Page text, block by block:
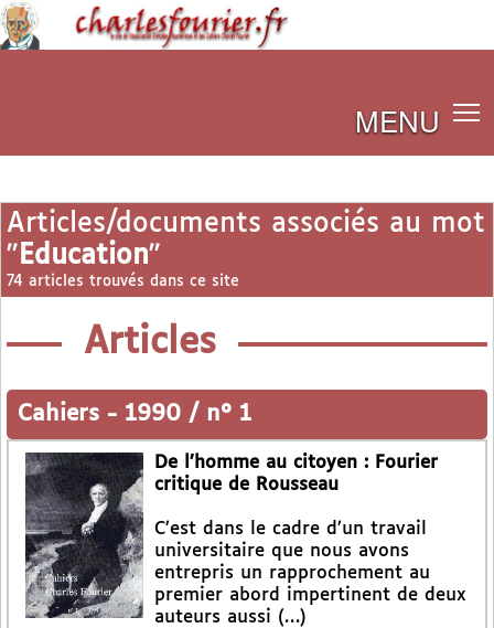
MENU
Articles/documents associés au mot
" Education"
74 articles trouvés dans ce site
Articles
Cahiers - 1990 / n° 1
De l’homme au citoyen : Fourier
critique de Rousseau
C’est dans le cadre d’un travail
universitaire que nous avons
entrepris un rapprochement au
premier abord impertinent de deux
auteurs aussi (…)